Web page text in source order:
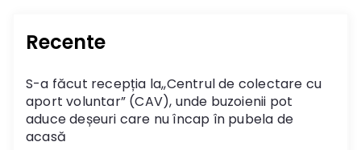
Recente
S-a făcut recepția la,,Centrul de colectare cu
aport voluntar” (CAV), unde buzoienii pot
aduce deșeuri care nu încap în pubela de
acasă